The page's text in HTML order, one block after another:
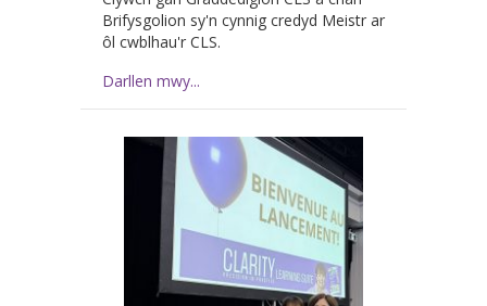
Brifysgolion sy'n cynnig credyd Meistr ar
ôl cwblhau'r CLS.
Darllen mwy...